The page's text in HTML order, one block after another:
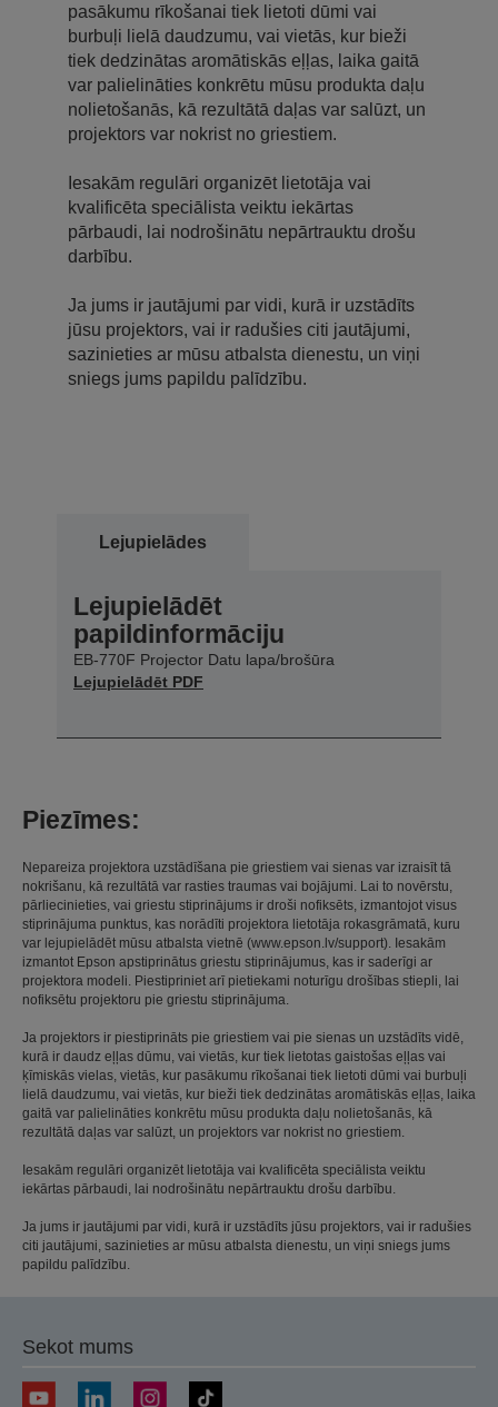
pasākumu rīkošanai tiek lietoti dūmi vai
burbuļi lielā daudzumu, vai vietās, kur bieži
tiek dedzinātas aromātiskās eļļas, laika gaitā
var palielināties konkrētu mūsu produkta daļu
nolietošanās, kā rezultātā daļas var salūzt, un
projektors var nokrist no griestiem.
Iesakām regulāri organizēt lietotāja vai
kvalificēta speciālista veiktu iekārtas
pārbaudi, lai nodrošinātu nepārtrauktu drošu
darbību.
Ja jums ir jautājumi par vidi, kurā ir uzstādīts
jūsu projektors, vai ir radušies citi jautājumi,
sazinieties ar mūsu atbalsta dienestu, un viņi
sniegs jums papildu palīdzību.
Lejupielādes
Lejupielādēt
papildinformāciju
EB-770F Projector Datu lapa/brošūra
Lejupielādēt PDF
Piezīmes:
Nepareiza projektora uzstādīšana pie griestiem vai sienas var izraisīt tā
nokrišanu, kā rezultātā var rasties traumas vai bojājumi. Lai to novērstu,
pārliecinieties, vai griestu stiprinājums ir droši nofiksēts, izmantojot visus
stiprinājuma punktus, kas norādīti projektora lietotāja rokasgrāmatā, kuru
var lejupielādēt mūsu atbalsta vietnē (www.epson.lv/support). Iesakām
izmantot Epson apstiprinātus griestu stiprinājumus, kas ir saderīgi ar
projektora modeli. Piestipriniet arī pietiekami noturīgu drošības stiepli, lai
nofiksētu projektoru pie griestu stiprinājuma.
Ja projektors ir piestiprināts pie griestiem vai pie sienas un uzstādīts vidē,
kurā ir daudz eļļas dūmu, vai vietās, kur tiek lietotas gaistošas eļļas vai
ķīmiskās vielas, vietās, kur pasākumu rīkošanai tiek lietoti dūmi vai burbuļi
lielā daudzumu, vai vietās, kur bieži tiek dedzinātas aromātiskās eļļas, laika
gaitā var palielināties konkrētu mūsu produkta daļu nolietošanās, kā
rezultātā daļas var salūzt, un projektors var nokrist no griestiem.
Iesakām regulāri organizēt lietotāja vai kvalificēta speciālista veiktu
iekārtas pārbaudi, lai nodrošinātu nepārtrauktu drošu darbību.
Ja jums ir jautājumi par vidi, kurā ir uzstādīts jūsu projektors, vai ir radušies
citi jautājumi, sazinieties ar mūsu atbalsta dienestu, un viņi sniegs jums
papildu palīdzību.
Sekot mums